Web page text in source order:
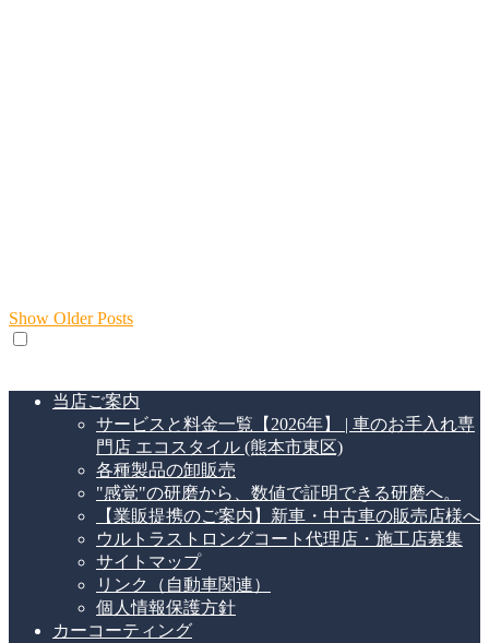
Show Older Posts
当店ご案内
サービスと料金一覧【2026年】 | 車のお手入れ専
門店 エコスタイル (熊本市東区)
各種製品の卸販売
"感覚"の研磨から、数値で証明できる研磨へ。
【業販提携のご案内】新車・中古車の販売店様へ
ウルトラストロングコート代理店・施工店募集
サイトマップ
リンク（自動車関連）
個人情報保護方針
カーコーティング